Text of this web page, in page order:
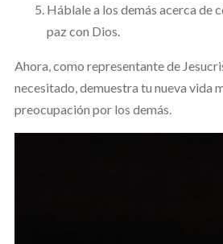
Háblale a los demás acerca de
paz con Dios.
Ahora, como representante de
necesitado, demuestra tu nueva vida
preocupación por los demás.